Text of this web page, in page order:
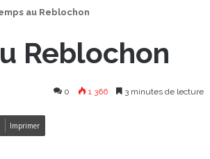
au Reblochon
Reblochon
0 1 366 3 minutes de lecture
Imprimer